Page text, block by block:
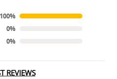
100%
0%
0%
REVIEWS